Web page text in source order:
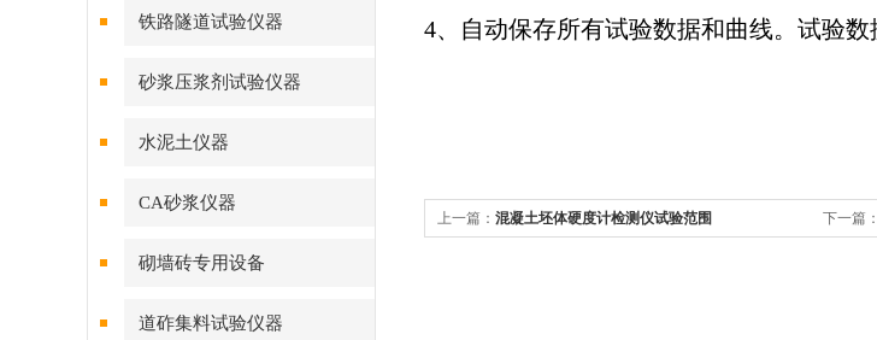
铁路隧道试验仪器
砂浆压浆剂试验仪器
水泥土仪器
CA砂浆仪器
砌墙砖专用设备
道砟集料试验仪器
4、自动保存所有试验数据和曲线。试验
上一篇： 混凝土坯体硬度计检测仪试验范围 下一篇：